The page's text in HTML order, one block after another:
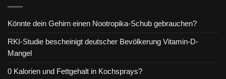
Könnte dein Gehirn einen Nootropika-Schub gebrauchen?
RKI-Studie bescheinigt deutscher Bevölkerung Vitamin-D-
Mangel
0 Kalorien und Fettgehalt in Kochsprays?